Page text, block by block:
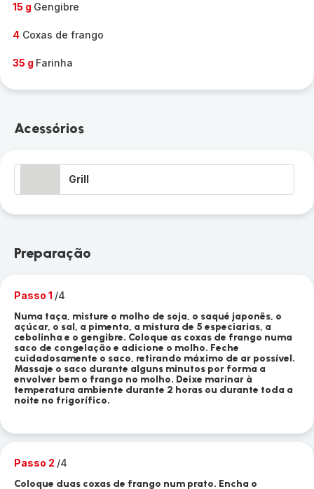
15 g Gengibre
4 Coxas de frango
35 g Farinha
Acessórios
Grill
Preparação
Passo 1 /4
Numa taça, misture o molho de soja, o saqué japonês, o
açúcar, o sal, a pimenta, a mistura de 5 especiarias, a
cebolinha e o gengibre. Coloque as coxas de frango numa
saco de congelação e adicione o molho. Feche
cuidadosamente o saco, retirando máximo de ar possível.
Massaje o saco durante alguns minutos por forma a
envolver bem o frango no molho. Deixe marinar à
temperatura ambiente durante 2 horas ou durante toda a
noite no frigorífico.
Passo 2 /4
Coloque duas coxas de frango num prato. Encha o